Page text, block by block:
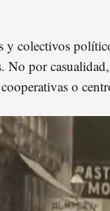
y colectivos
No por
o